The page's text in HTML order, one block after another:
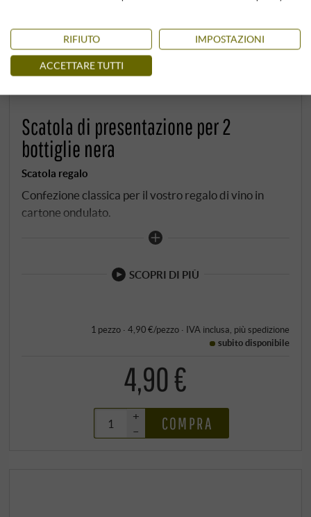
Scatola di presentazione per 2
bottiglie nera
Scatola regalo
Confezione classica per il vostro regalo di vino in
cartone ondulato.
SCOPRI DI PIÙ
1 pezzo · 4,90 €/pezzo· IVA inclusa, più spedizione
subito disponibile
4,90 €
+
–
COMPRA
RIFIUTO IMPOSTAZIONI
ACCETTARE TUTTI